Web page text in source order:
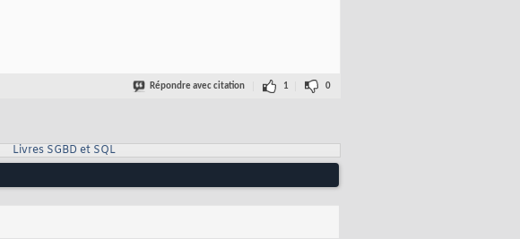
Répondre avec citation 1 0
Livres SGBD et SQL